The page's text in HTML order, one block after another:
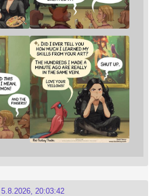
5.8.2026, 20:03:42